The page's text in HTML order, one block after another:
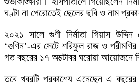
ঘণ্টা না পেরোতেই ছেলের ছবি ও নাম
২০২১ সালে গুণী নির্মাতা গিয়াস উদ্দিন
‘গুণিন’-এর সেটে শরিফুল রাজ ও
গত বছরের ১৭ অক্টোবর ঘরোয়া আয়োজনে
তবে খবরটি প্রকাশ্যে এনেছেন এ